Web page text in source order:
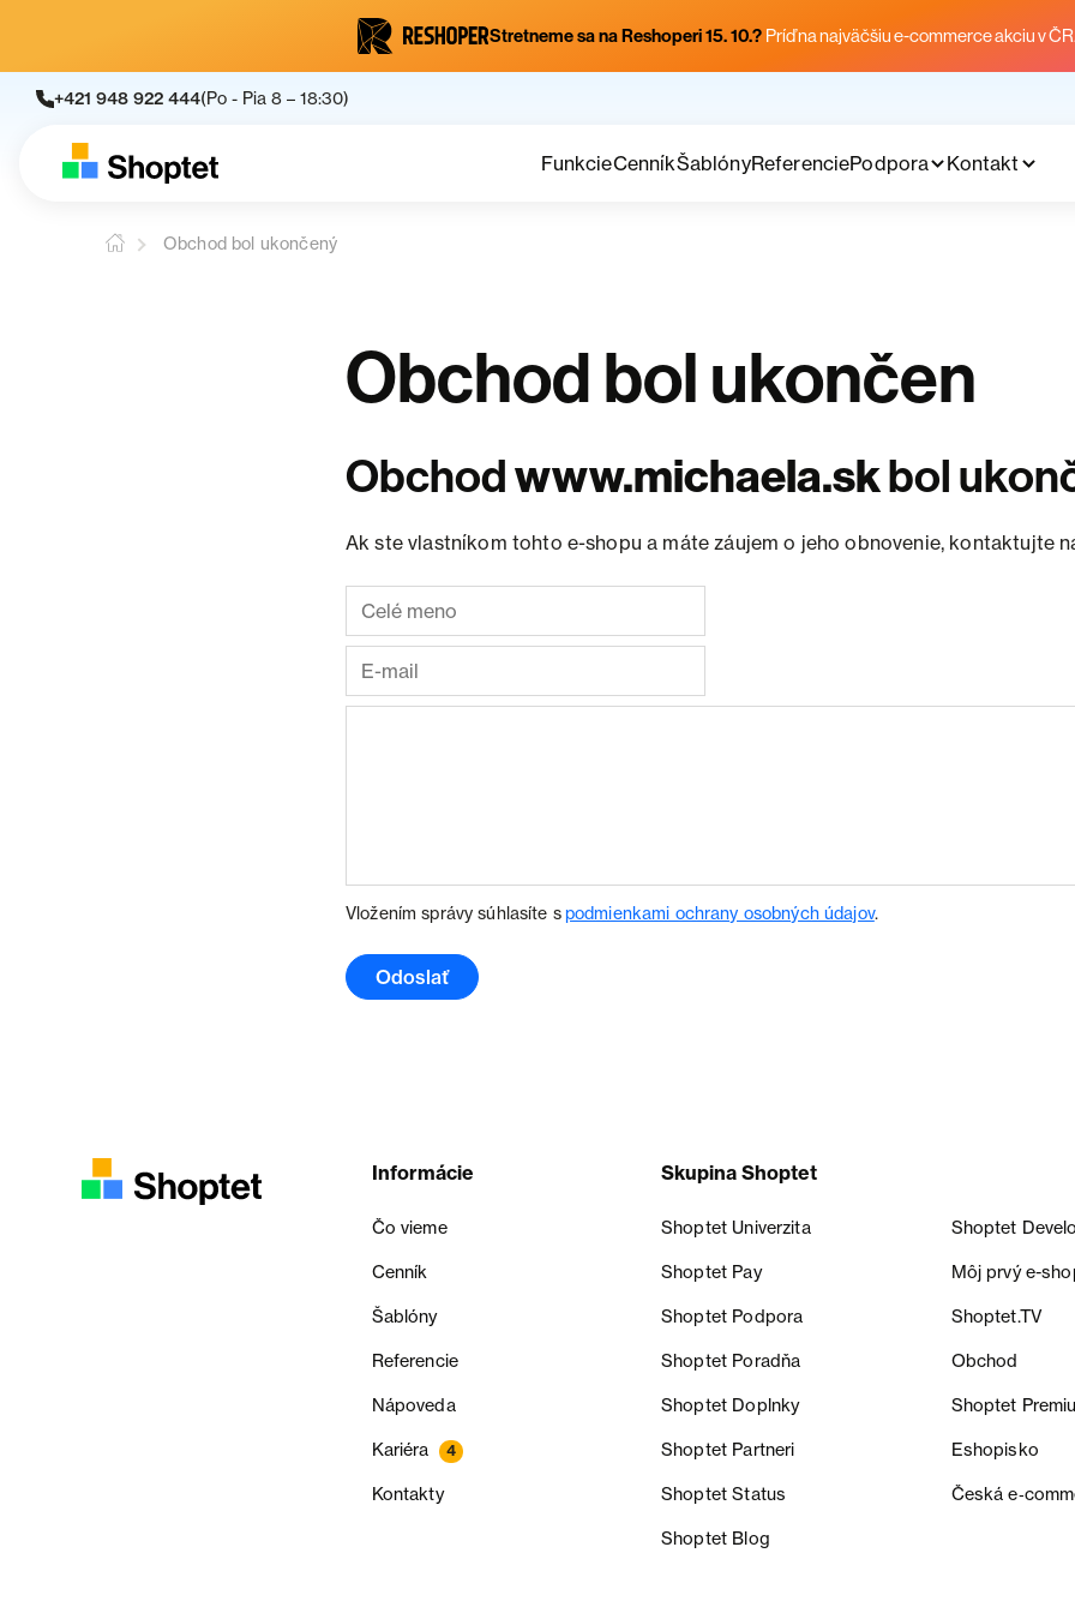
Stretneme sa na Reshoperi 15. 10.? Príď na najväčšiu e-commerce akciu v
+421 948 922 444(Po - Pia 8 – 18:30)
FunkcieCenníkŠablónyReferenciePodpora Kontakt
Obchod bol ukončený
Obchod bol ukončen
Obchodwww.michaela.skbol
Ak ste vlastníkom tohto e-shopu a máte záujem o jeho obnovenie, kontaktujte
Vložením správy súhlasíte spodmienkami ochrany osobných údajov.
Odoslať
Informácie
Čo vieme
Cenník
Šablóny
Referencie
Nápoveda
Kariéra 4
Kontakty
Skupina Shoptet
Shoptet Univerzita Shoptet
Shoptet Pay Môj prvý e-
Shoptet Podpora Shoptet.TV
Shoptet Poradňa Obchod
Shoptet Doplnky Shoptet
Shoptet Partneri Eshopisko
Shoptet Status Česká
Shoptet Blog